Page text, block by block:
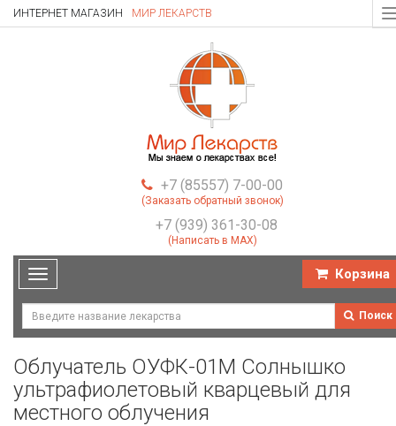
ИНТЕРНЕТ МАГАЗИН МИР ЛЕКАРСТВ
+7 (85557) 7-00-00
(Заказать обратный звонок)
+7 (939) 361-30-08
(Написать в MAX)
Toggle
navigation
Корзина
Поиск
Облучатель ОУФК-01М Солнышко
ультрафиолетовый кварцевый для
местного облучения